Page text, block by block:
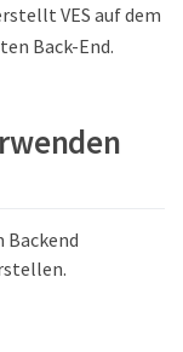
VES auf dem
Back-End.
Backend